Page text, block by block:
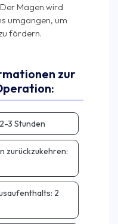
Magen wird
umgangen, um
zur
2-3 Stunden
zurückzukehren:
2